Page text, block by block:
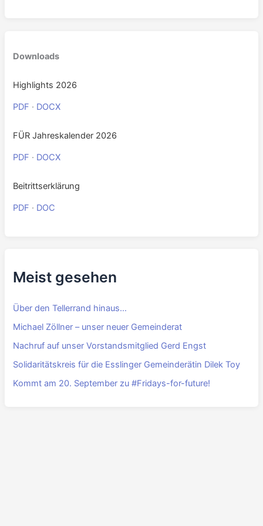
Downloads
Highlights 2026
PDF · DOCX
FÜR Jahreskalender 2026
PDF · DOCX
Beitrittserklärung
PDF · DOC
Meist gesehen
Über den Tellerrand hinaus…
Michael Zöllner – unser neuer Gemeinderat
Nachruf auf unser Vorstandsmitglied Gerd Engst
Solidaritätskreis für die Esslinger Gemeinderätin Dilek Toy
Kommt am 20. September zu #Fridays-for-future!